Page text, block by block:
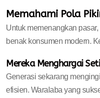
Memahami Pola
Untuk memenangkan
benak konsumen modern.
Mereka Menghargai
Generasi sekarang
efisien. Waralaba yang